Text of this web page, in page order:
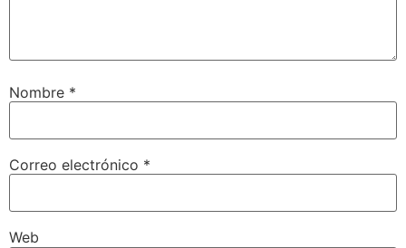
Nombre *
Correo electrónico *
Web